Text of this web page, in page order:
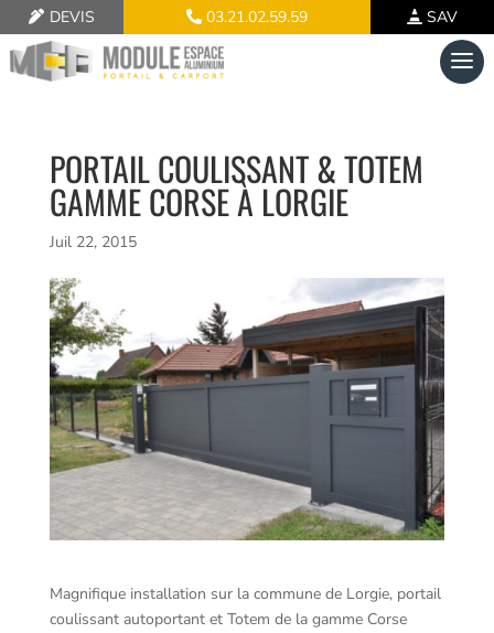
DEVIS 03.21.02.59.59 SAV
PORTAIL COULISSANT & TOTEM
GAMME CORSE À LORGIE
Juil 22, 2015
Magnifique installation sur la commune de Lorgie, portail
coulissant autoportant et Totem de la gamme Corse